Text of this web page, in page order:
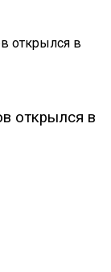
открылся в
открылся в